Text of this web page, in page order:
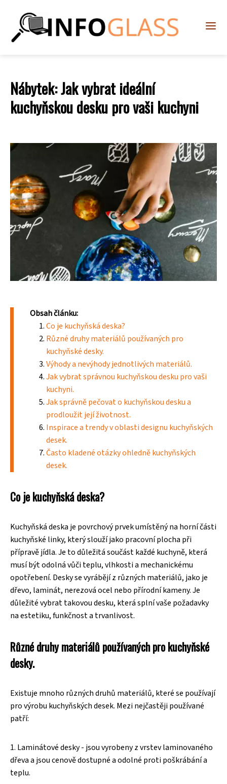
Nábytek: Jak vybrat ideální
kuchyňskou desku pro vaši kuchyni
Obsah článku:
Co je kuchyňská deska?
Různé druhy materiálů používaných pro
kuchyňské desky.
Výhody a nevýhody jednotlivých materiálů.
Jak vybrat správnou kuchyňskou desku pro vaši
kuchyni.
Jak správně pečovat o kuchyňskou desku a
prodloužit její životnost.
Inspirace a trendy v oblasti designu kuchyňských
desek.
Často kladené otázky ohledně kuchyňských
desek.
Co je kuchyňská deska?
Kuchyňská deska je povrchový prvek umístěný na horní části
kuchyňské linky, který slouží jako pracovní plocha při
přípravě jídla. Je to důležitá součást každé kuchyně, která
musí být odolná vůči teplu, vlhkosti a mechanickému
opotřebení. Desky se vyrábějí z různých materiálů, jako je
dřevo, laminát, nerezová ocel nebo přírodní kameny. Je
důležité vybrat takovou desku, která splní vaše požadavky
na estetiku, funkčnost a trvanlivost.
Různé druhy materiálů používaných pro kuchyňské
desky.
Existuje mnoho různých druhů materiálů, které se používají
pro výrobu kuchyňských desek. Mezi nejčastěji používané
patří:
1. Laminátové desky - jsou vyrobeny z vrstev laminovaného
dřeva a jsou cenově dostupné a odolné proti poškrábání a
teplu.